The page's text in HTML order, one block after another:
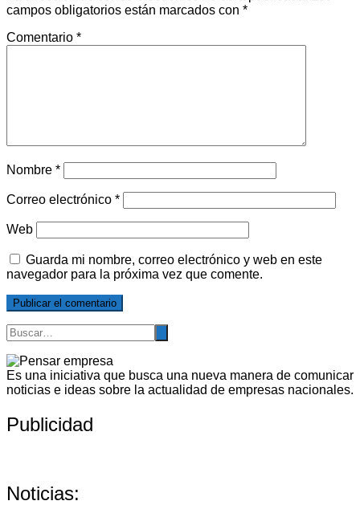
campos obligatorios están marcados con *
Comentario *
Nombre *
Correo electrónico *
Web
Guarda mi nombre, correo electrónico y web en este
navegador para la próxima vez que comente.
Es una iniciativa que busca una nueva manera de comunicar
noticias e ideas sobre la actualidad de empresas nacionales.
Publicidad
Noticias: